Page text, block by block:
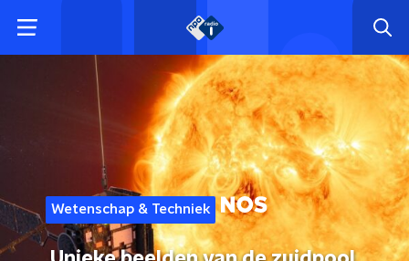
Wetenschap & Techniek